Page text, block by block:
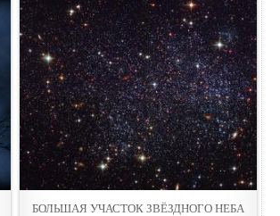
БОЛЬШАЯ УЧАСТОК ЗВЁЗДНОГО НЕБА